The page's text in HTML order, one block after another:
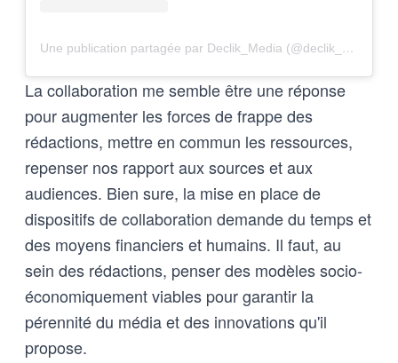
Une publication partagée par Declik_Media (@declik_media)
La collaboration me semble être une réponse
pour augmenter les forces de frappe des
rédactions, mettre en commun les ressources,
repenser nos rapport aux sources et aux
audiences. Bien sure, la mise en place de
dispositifs de collaboration demande du temps et
des moyens financiers et humains. Il faut, au
sein des rédactions, penser des modèles socio-
économiquement viables pour garantir la
pérennité du média et des innovations qu'il
propose.